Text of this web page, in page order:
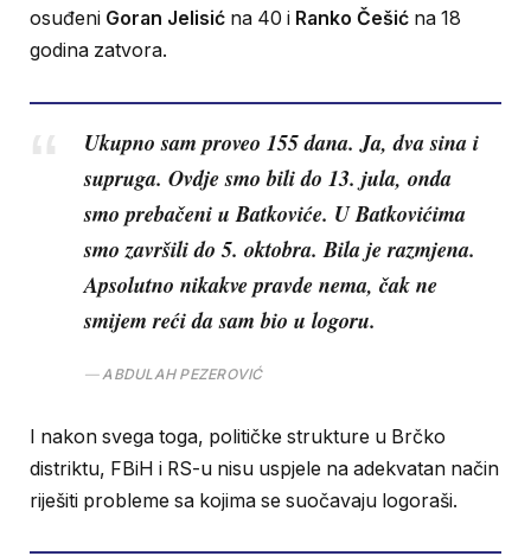
osuđeni Goran Jelisić na 40 i Ranko Češić na 18
godina zatvora.
Ukupno sam proveo 155 dana. Ja, dva sina i
supruga. Ovdje smo bili do 13. jula, onda
smo prebačeni u Batkoviće. U Batkovićima
smo završili do 5. oktobra. Bila je razmjena.
Apsolutno nikakve pravde nema, čak ne
smijem reći da sam bio u logoru.
ABDULAH PEZEROVIĆ
I nakon svega toga, političke strukture u Brčko
distriktu, FBiH i RS-u nisu uspjele na adekvatan način
riješiti probleme sa kojima se suočavaju logoraši.